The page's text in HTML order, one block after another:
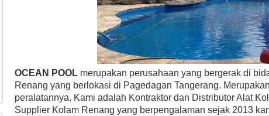
OCEAN POOL merupakan perusahaan yang bergerak di
Renang yang berlokasi di Pagedagan Tangerang.
peralatannya. Kami adalah Kontraktor dan Distributor Alat
Supplier Kolam Renang yang berpengalaman sejak 2013
Hayward SP0583L30 AstroLite Pool Light,
Thermoplastic Face Rim, 120-Volt, 30-Foot
Cord
Rp (Hubungi CS)
Hayward H100IDP1 H-Series
Above Ground Pool & Spa
Low Nox
Rp (Hubungi